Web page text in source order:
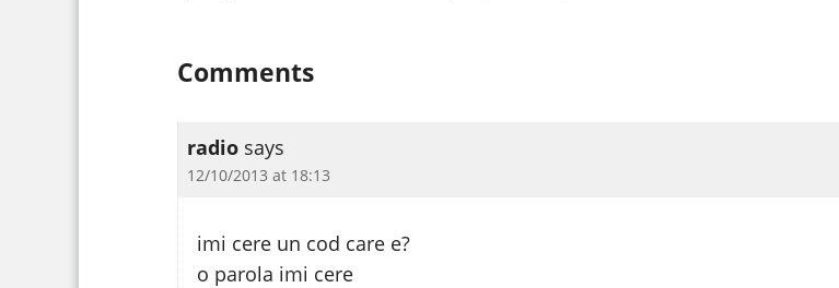
Comments
radio says
12/10/2013 at 18:13
imi cere un cod care e?
o parola imi cere